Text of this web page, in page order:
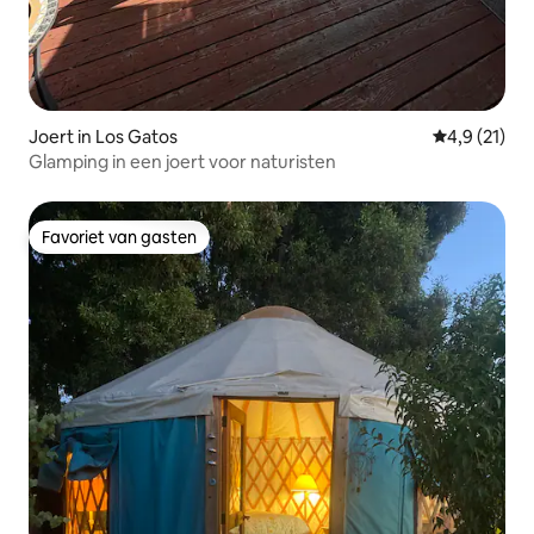
Joert in Los Gatos
4,9 (21)
Glamping in een joert voor naturisten
Favoriet van gasten
Favoriet van gasten